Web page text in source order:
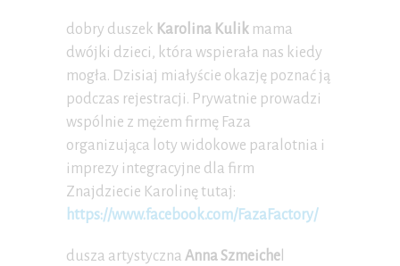
dobry duszek Karolina Kulik mama
dwójki dzieci, która wspierała nas kiedy
mogła. Dzisiaj miałyście okazję poznać ją
podczas rejestracji. Prywatnie prowadzi
wspólnie z mężem firmę Faza
organizująca loty widokowe paralotnia i
imprezy integracyjne dla firm
Znajdziecie Karolinę tutaj:
https://www.facebook.com/FazaFactory/
dusza artystyczna Anna Szmeiche